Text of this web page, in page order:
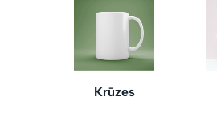
Krūzes